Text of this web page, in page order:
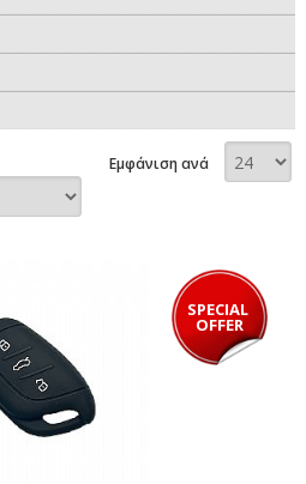
Εμφάνιση ανά
SPECIAL
OFFER